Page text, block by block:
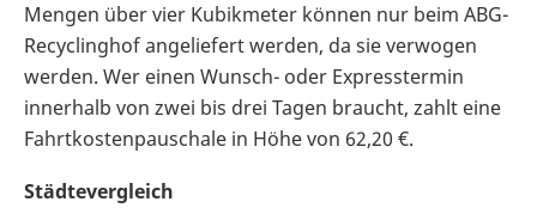
Mengen über vier Kubikmeter können nur beim ABG-
Recyclinghof angeliefert werden, da sie verwogen
werden. Wer einen Wunsch- oder Expresstermin
innerhalb von zwei bis drei Tagen braucht, zahlt eine
Fahrtkostenpauschale in Höhe von 62,20 €.
Städtevergleich